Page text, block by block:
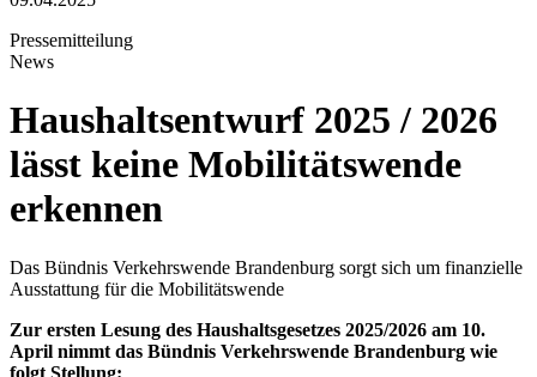
Pressemitteilung
News
Haushaltsentwurf 2025 / 2026
lässt keine Mobilitätswende
erkennen
Das Bündnis Verkehrswende Brandenburg sorgt sich um finanzielle
Ausstattung für die Mobilitätswende
Zur ersten Lesung des Haushaltsgesetzes 2025/2026 am 10.
April nimmt das Bündnis Verkehrswende Brandenburg wie
folgt Stellung: